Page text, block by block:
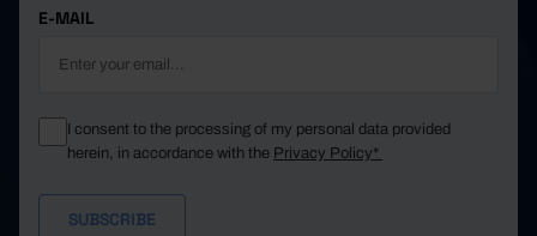
E-MAIL
I consent to the processing of my personal data provided
herein, in accordance with the Privacy Policy*